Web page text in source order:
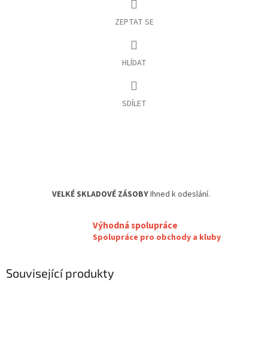
ZEPTAT SE
HLÍDAT
SDÍLET
VELKÉ SKLADOVÉ ZÁSOBYIhned k odeslání.
Výhodná spolupráce
Spolupráce pro obchody a kluby
Související produkty